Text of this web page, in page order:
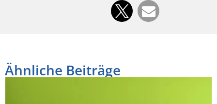
Ähnliche Beiträge